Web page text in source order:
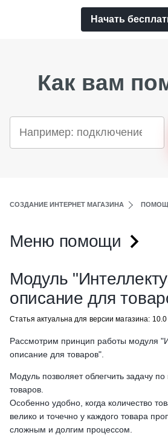
Начать
Как вам
СОЗДАНИЕ ИНТЕРНЕТ МАГАЗИНА
Меню помощи
Модуль
описание для
Статья актуальна для версии магазина:
Рассмотрим принцип работы модуля
описание для товаров".
Модуль позволяет облегчить задачу
товаров.
Особенно удобно, когда количество
велико и точечно у каждого товара
сложным и долгим процессом.